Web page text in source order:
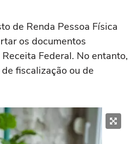
de Renda Pessoa Física
os documentos
Federal. No entanto,
fiscalização ou de